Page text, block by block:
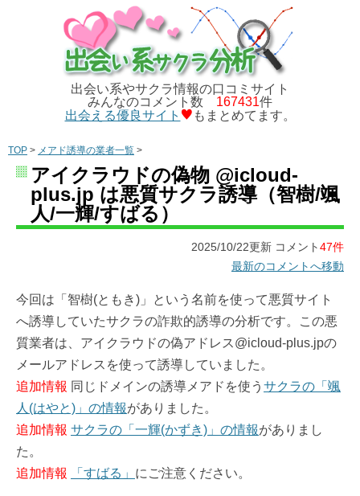
出会い系やサクラ情報の口コミサイト
みんなのコメント数 167431件
出会える優良サイト
もまとめてます。
TOP > メアド誘導の業者一覧 >
アイクラウドの偽物 @icloud-
plus.jp は悪質サクラ誘導（智樹/颯
人/一輝/すばる）
2025/10/22更新 コメント47件
最新のコメントへ移動
今回は「智樹(ともき)」という名前を使って悪質サイト
へ誘導していたサクラの詐欺的誘導の分析です。この悪
質業者は、アイクラウドの偽アドレス@icloud-plus.jpの
メールアドレスを使って誘導していました。
追加情報 同じドメインの誘導メアドを使う サクラの「颯
人(はやと)」の情報がありました。
追加情報 サクラの「一輝(かずき)」の情報がありまし
た。
追加情報
「すばる」 にご注意ください。